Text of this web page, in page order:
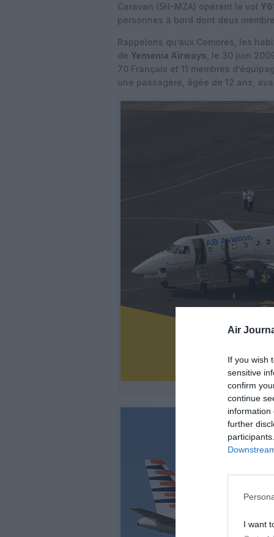
Air
If you wish
sensitive
confirm
continue
information
further
I want
Caravan (5H-MZA) opérant le vol
personnes à bord dont deux
Rappelons qu’aux Comores, les
de Yemenia Airways , le 30 juin
70 Français et 11 membres
une passagère, âgée de 12 ans,